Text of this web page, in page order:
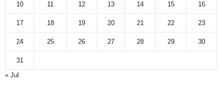
10 11 12 13 14 15 16
17 18 19 20 21 22 23
24 25 26 27 28 29 30
31
« Jul